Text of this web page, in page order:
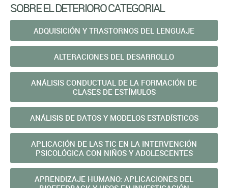
SOBRE EL DETERIORO CATEGORIAL
ADQUISICIÓN Y TRASTORNOS DEL LENGUAJE
ALTERACIONES DEL DESARROLLO
ANÁLISIS CONDUCTUAL DE LA FORMACIÓN DE
CLASES DE ESTÍMULOS
ANÁLISIS DE DATOS Y MODELOS ESTADÍSTICOS
APLICACIÓN DE LAS TIC EN LA INTERVENCIÓN
PSICOLÓGICA CON NIÑOS Y ADOLESCENTES
APRENDIZAJE HUMANO: APLICACIONES DEL